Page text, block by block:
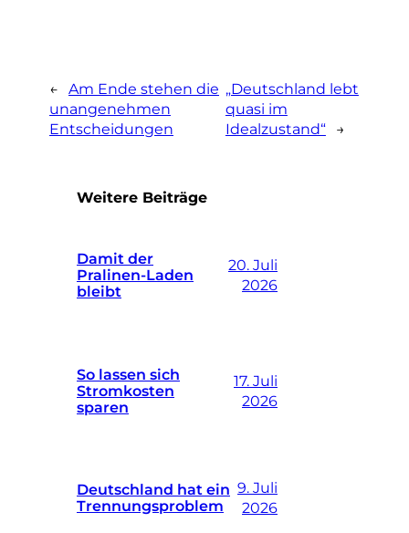
← Am Ende stehen die
unangenehmen
Entscheidungen
„Deutschland lebt
quasi im
Idealzustand“
→
Weitere Beiträge
Damit der
Pralinen-Laden
bleibt
20. Juli
2026
So lassen sich
Stromkosten
sparen
17. Juli
2026
Deutschland hat ein
Trennungsproblem
9. Juli
2026